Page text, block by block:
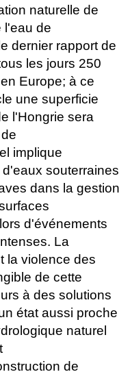
naturelle de
l'eau de
dernier rapport de
les jours 250
Europe; à ce
une superficie
l'Hongrie sera
implique
souterraines
dans la gestion
d'événements
La
la violence des
de cette
à des solutions
état ​​aussi proche
naturel
de